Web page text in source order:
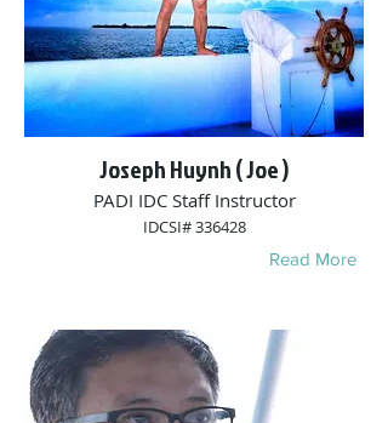
Joseph Huynh ( Joe )
PADI IDC Staff Instructor
IDCSI# 336428
Read More